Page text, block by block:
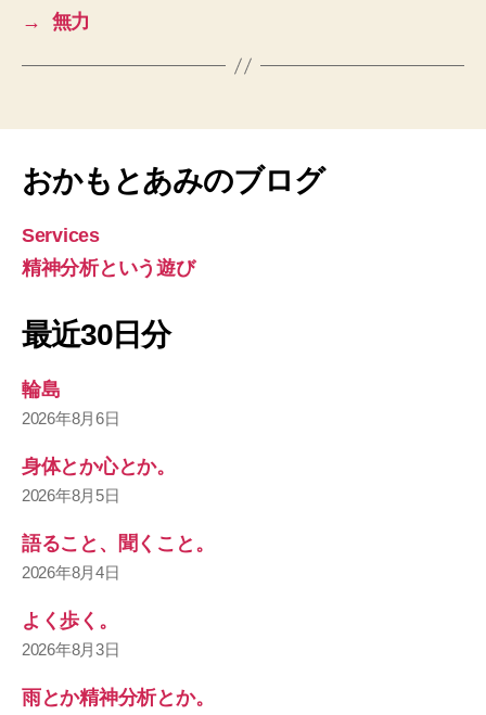
→ 無力
おかもとあみのブログ
Services
精神分析という遊び
最近30日分
輪島
2026年8月6日
身体とか心とか。
2026年8月5日
語ること、聞くこと。
2026年8月4日
よく歩く。
2026年8月3日
雨とか精神分析とか。